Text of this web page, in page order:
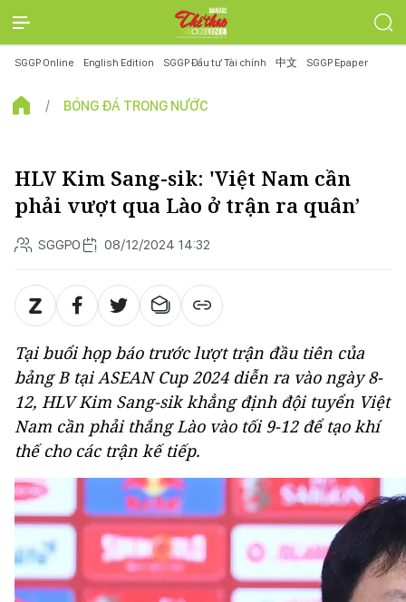
SGGP Online English Edition SGGP Đầu tư Tài chính 中文 SGGP Epaper
BÓNG ĐÁ TRONG NƯỚC
HLV Kim Sang-sik: 'Việt Nam cần
phải vượt qua Lào ở trận ra quân’
SGGPO 08/12/2024 14:32
Tại buổi họp báo trước lượt trận đầu tiên của
bảng B tại ASEAN Cup 2024 diễn ra vào ngày 8-
12, HLV Kim Sang-sik khẳng định đội tuyển Việt
Nam cần phải thắng Lào vào tối 9-12 để tạo khí
thế cho các trận kế tiếp.